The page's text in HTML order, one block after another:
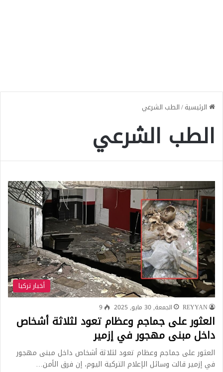
الرئيسية/الطب الشرعي
الطب الشرعي
أخبار تركيا
REYYAN الجمعة, 30 مايو, 2025 9
العثور على جماجم وعظام تعود لثلاثة أشخاص
داخل مبنى مهجور في إزمير
العثور على جماجم وعظام تعود لثلاثة أشخاص داخل مبنى مهجور
في إزمير قالت وسائل الإعلام التركية اليوم، إن فرق الأمن…